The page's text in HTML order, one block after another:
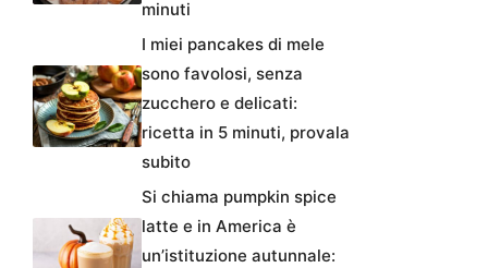
minuti
I miei pancakes di mele
sono favolosi, senza
zucchero e delicati:
ricetta in 5 minuti, provala
subito
Si chiama pumpkin spice
latte e in America è
un’istituzione autunnale: